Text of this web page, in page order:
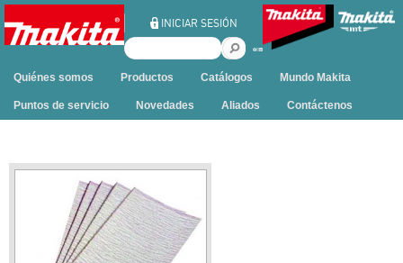
INICIAR SESIÓN
B
s
a
e
e
s
t
e
Quiénes somos Productos Catálogos Mundo Makita
Puntos de servicio Novedades Aliados Contáctenos